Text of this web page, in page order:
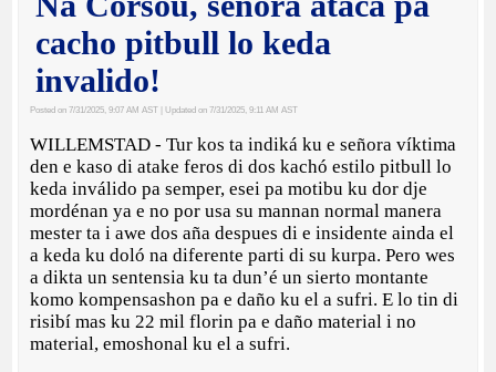
cacho pitbull lo keda
invalido!
Posted on 7/31/2025, 9:07 AM AST | Updated on 7/31/2025, 9:11 AM AST
WILLEMSTAD - Tur kos ta indiká ku e señora víktima
den e kaso di atake feros di dos kachó estilo pitbull lo
keda inválido pa semper, esei pa motibu ku dor dje
mordénan ya e no por usa su mannan normal manera
mester ta i awe dos aña despues di e insidente ainda el
a keda ku doló na diferente parti di su kurpa. Pero wes
a dikta un sentensia ku ta dun’é un sierto montante
komo kompensashon pa e daño ku el a sufri. E lo tin di
risibí mas ku 22 mil florin pa e daño material i no
material, emoshonal ku el a sufri.